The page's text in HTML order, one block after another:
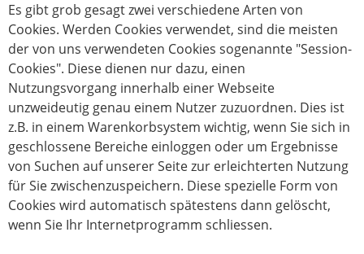
Es gibt grob gesagt zwei verschiedene Arten von
Cookies. Werden Cookies verwendet, sind die meisten
der von uns verwendeten Cookies sogenannte "Session-
Cookies". Diese dienen nur dazu, einen
Nutzungsvorgang innerhalb einer Webseite
unzweideutig genau einem Nutzer zuzuordnen. Dies ist
z.B. in einem Warenkorbsystem wichtig, wenn Sie sich in
geschlossene Bereiche einloggen oder um Ergebnisse
von Suchen auf unserer Seite zur erleichterten Nutzung
für Sie zwischenzuspeichern. Diese spezielle Form von
Cookies wird automatisch spätestens dann gelöscht,
wenn Sie Ihr Internetprogramm schliessen.